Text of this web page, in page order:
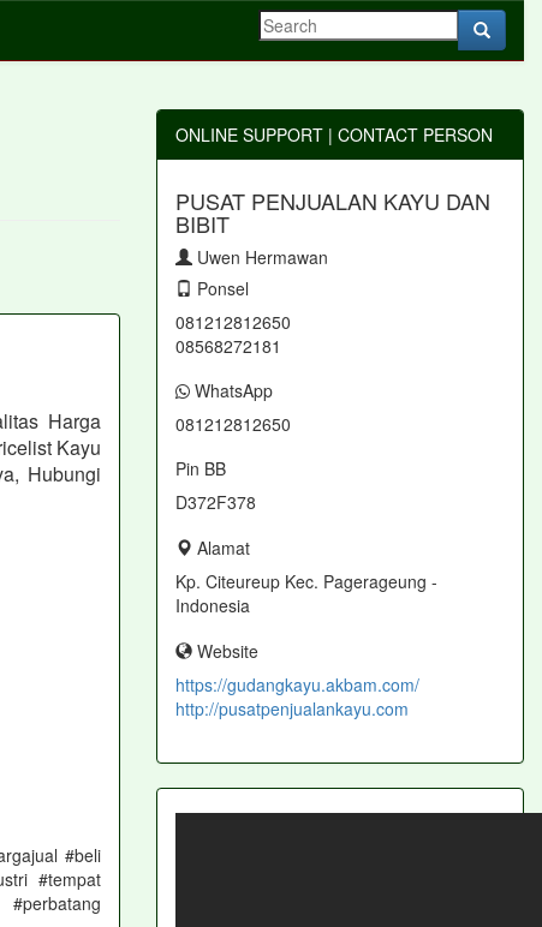
Harga
Kayu
Hubungi
#beli
#tempat
ONLINE SUPPORT | CONTACT PERSON
PUSAT PENJUALAN KAYU DAN
BIBIT
Uwen Hermawan
Ponsel
081212812650
08568272181
WhatsApp
081212812650
Pin BB
D372F378
Alamat
Kp. Citeureup Kec. Pagerageung -
Indonesia
Website
https://gudangkayu.akbam.com/
http://pusatpenjualankayu.com